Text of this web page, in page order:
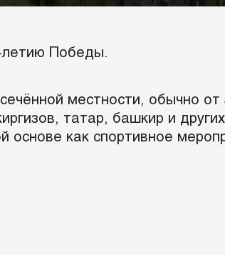
летию Победы.
местности, обычно от
татар, башкир и
основе как спортивное